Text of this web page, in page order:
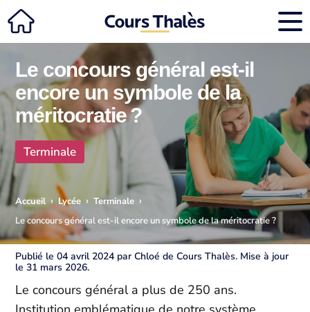
Le concours général est-il
encore un symbole de la
méritocratie ?
Terminale
Accueil › Lycée › Terminale ›
Le concours général est-il encore un symbole de la méritocratie ?
Publié le 04 avril 2024 par Chloé de Cours Thalès. Mise à jour
le 31 mars 2026.
Le concours général a plus de 250 ans.